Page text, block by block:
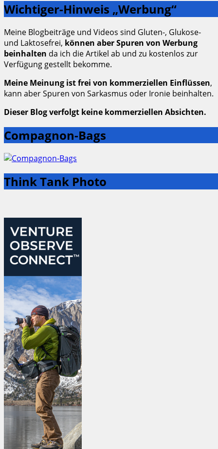
Wichtiger-Hinweis „Werbung“
Meine Blogbeiträge und Videos sind Gluten-, Glukose-
und Laktosefrei, können aber Spuren von Werbung
beinhalten da ich die Artikel ab und zu kostenlos zur
Verfügung gestellt bekomme.
Meine Meinung ist frei von kommerziellen Einflüssen,
kann aber Spuren von Sarkasmus oder Ironie beinhalten.
Dieser Blog verfolgt keine kommerziellen Absichten.
Compagnon-Bags
Think Tank Photo